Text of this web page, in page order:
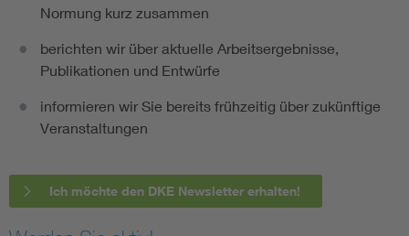
Normung kurz zusammen
berichten wir über aktuelle Arbeitsergebnisse,
Publikationen und Entwürfe
informieren wir Sie bereits frühzeitig über zukünftige
Veranstaltungen
Ich möchte den DKE Newsletter erhalten!